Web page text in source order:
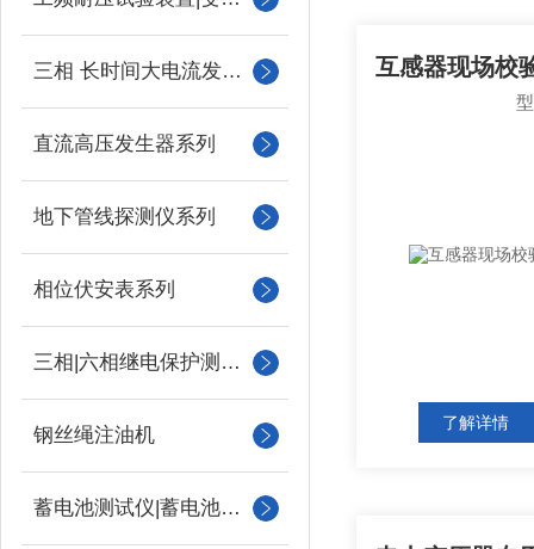
三相 长时间大电流发生器
直流高压发生器系列
地下管线探测仪系列
相位伏安表系列
三相|六相继电保护测试仪
钢丝绳注油机
蓄电池测试仪|蓄电池充放电测试仪
了解详情